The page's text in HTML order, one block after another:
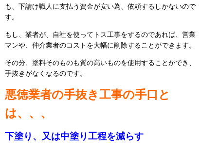
も、下請け職人に支払う資金が安い為、依頼するしかないので
す。
もし、業者が、自社を使ってトス工事をするのであれば、営業
マンや、仲介業者のコストを大幅に削除することができます。
その分、塗料そのものも質の高いものを使用することができ、
手抜きがなくなるのです。
悪徳業者の手抜き工事の手口と
は、、、
下塗り、又は中塗り工程を減らす